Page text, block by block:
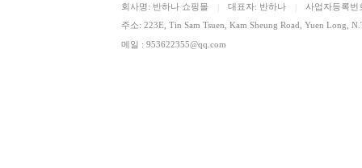
회사명: 반하나 쇼핑몰 대표자: 반하나
사업자등록
주소: 223E, Tin Sam Tsuen, Kam Sheung Road, Yuen Long,
메일 : 953622355@qq.com